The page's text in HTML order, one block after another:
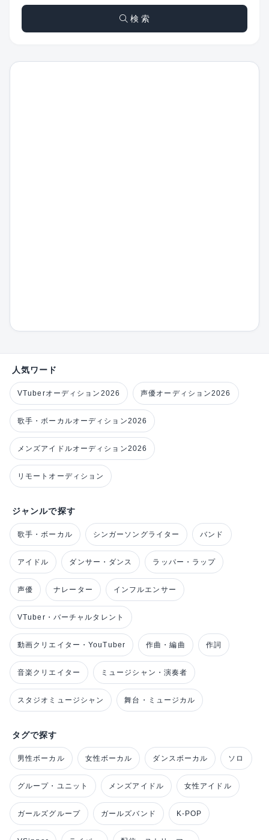
検 索
人気ワード
VTuberオーディション2026 声優オーディション2026
歌手・ボーカルオーディション2026
メンズアイドルオーディション2026
リモートオーディション
ジャンルで探す
歌手・ボーカル シンガーソングライター バンド
アイドル ダンサー・ダンス ラッパー・ラップ
声優 ナレーター インフルエンサー
VTuber・バーチャルタレント
動画クリエイター・YouTuber 作曲・編曲 作詞
音楽クリエイター ミュージシャン・演奏者
スタジオミュージシャン 舞台・ミュージカル
タグで探す
男性ボーカル 女性ボーカル ダンスボーカル ソロ
グループ・ユニット メンズアイドル 女性アイドル
ガールズグループ ガールズバンド K-POP